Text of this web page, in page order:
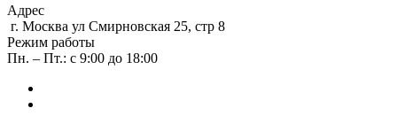
Адрес
г. Москва ул Смирновская 25, стр 8
Режим работы
Пн. – Пт.: с 9:00 до 18:00